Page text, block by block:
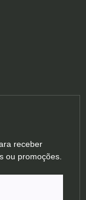
receber
ou promoções.